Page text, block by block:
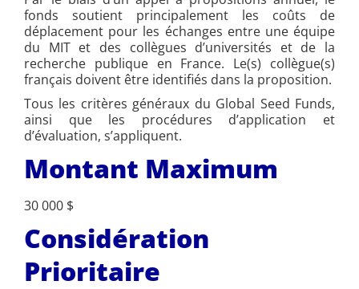
fonds soutient principalement les coûts de
déplacement pour les échanges entre une équipe
du MIT et des collègues d’universités et de la
recherche publique en France. Le(s) collègue(s)
français doivent être identifiés dans la proposition.
Tous les critères généraux du Global Seed Funds,
ainsi que les procédures d’application et
d’évaluation, s’appliquent.
Montant Maximum
30 000 $
Considération
Prioritaire